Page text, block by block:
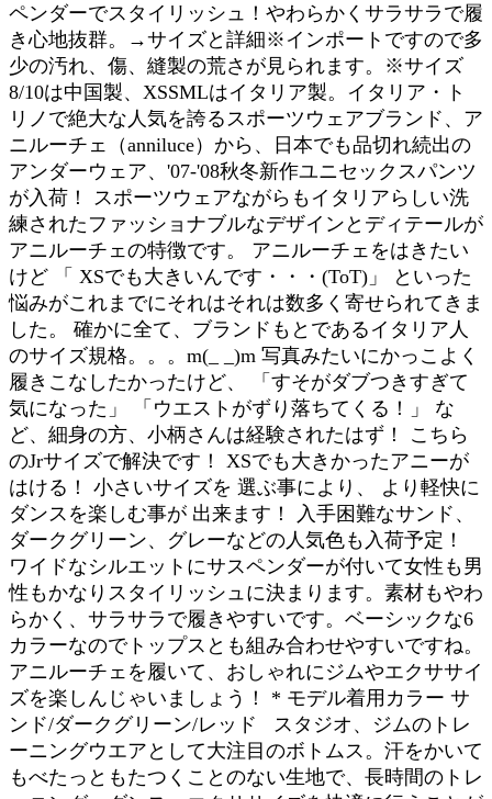
ペンダーでスタイリッシュ！やわらかくサラサラで履
き心地抜群。→サイズと詳細※インポートですので多
少の汚れ、傷、縫製の荒さが見られます。※サイズ
8/10は中国製、XSSMLはイタリア製。イタリア・ト
リノで絶大な人気を誇るスポーツウェアブランド、ア
ニルーチェ（anniluce）から、日本でも品切れ続出の
アンダーウェア、'07-'08秋冬新作ユニセックスパンツ
が入荷！ スポーツウェアながらもイタリアらしい洗
練されたファッショナブルなデザインとディテールが
アニルーチェの特徴です。 アニルーチェをはきたい
けど 「 XSでも大きいんです・・・(ToT)」 といった
悩みがこれまでにそれはそれは数多く寄せられてきま
した。 確かに全て、ブランドもとであるイタリア人
のサイズ規格。。。m(_ _)m 写真みたいにかっこよく
履きこなしたかったけど、 「すそがダブつきすぎて
気になった」 「ウエストがずり落ちてくる！」 な
ど、細身の方、小柄さんは経験されたはず！ こちら
のJrサイズで解決です！ XSでも大きかったアニーが
はける！ 小さいサイズを 選ぶ事により、 より軽快に
ダンスを楽しむ事が 出来ます！ 入手困難なサンド、
ダークグリーン、グレーなどの人気色も入荷予定！
ワイドなシルエットにサスペンダーが付いて女性も男
性もかなりスタイリッシュに決まります。素材もやわ
らかく、サラサラで履きやすいです。ベーシックな6
カラーなのでトップスとも組み合わせやすいですね。
アニルーチェを履いて、おしゃれにジムやエクササイ
ズを楽しんじゃいましょう！ * モデル着用カラー サ
ンド/ダークグリーン/レッド スタジオ、ジムのトレ
ーニングウエアとして大注目のボトムス。汗をかいて
もべたっともたつくことのない生地で、長時間のトレ